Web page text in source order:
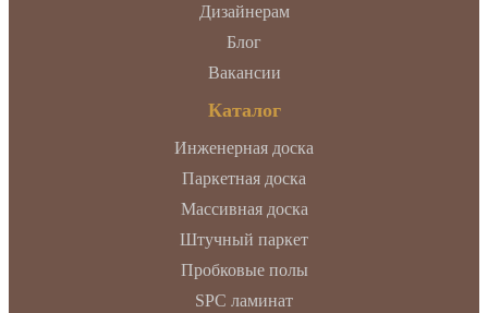
Дизайнерам
Блог
Вакансии
Каталог
Инженерная доска
Паркетная доска
Массивная доска
Штучный паркет
Пробковые полы
SPC ламинат